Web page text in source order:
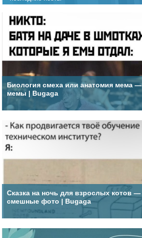
Биология смеха или анатомия мема —
мемы | Bugaga
Сказка на ночь для взрослых котов —
смешные фото | Bugaga